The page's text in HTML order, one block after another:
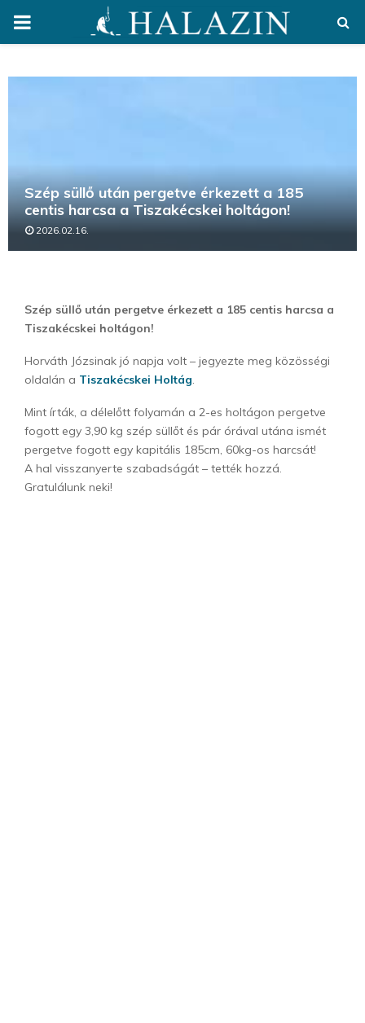
PRIMARY
Szép süllő után pergetve érkezett a 185
centis harcsa a Tiszakécskei holtágon!
2026.02.16.
Szép süllő után pergetve érkezett a 185 centis harcsa a
Tiszakécskei holtágon!
Horváth Józsinak jó napja volt – jegyezte meg közösségi
oldalán a Tiszakécskei Holtág.
Mint írták, a délelőtt folyamán a 2-es holtágon pergetve
fogott egy 3,90 kg szép süllőt és pár órával utána ismét
pergetve fogott egy kapitális 185cm, 60kg-os harcsát!
A hal visszanyerte szabadságát – tették hozzá.
Gratulálunk neki!